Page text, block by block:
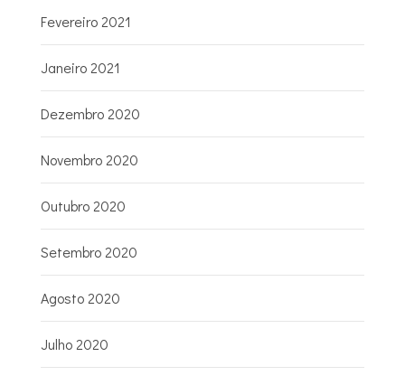
Fevereiro 2021
Janeiro 2021
Dezembro 2020
Novembro 2020
Outubro 2020
Setembro 2020
Agosto 2020
Julho 2020